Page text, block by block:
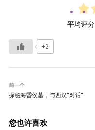
平均评分
+2
前一个
探秘海昏侯墓，与西汉“对话”
您也许喜欢